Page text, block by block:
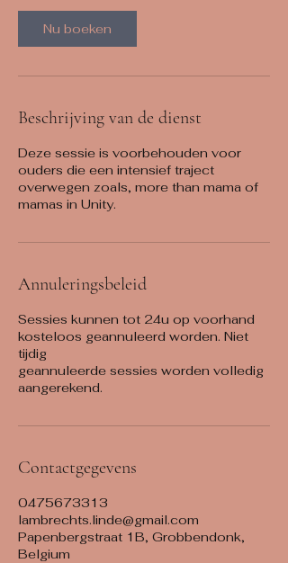
i
n
.
Nu boeken
Beschrijving van de dienst
Deze sessie is voorbehouden voor
ouders die een intensief traject
overwegen zoals, more than mama of
mamas in Unity.
Annuleringsbeleid
Sessies kunnen tot 24u op voorhand
kosteloos geannuleerd worden. Niet
tijdig
geannuleerde sessies worden volledig
Contactgegevens
0475673313
lambrechts.linde@gmail.com
Papenbergstraat 1B, Grobbendonk,
Belgium